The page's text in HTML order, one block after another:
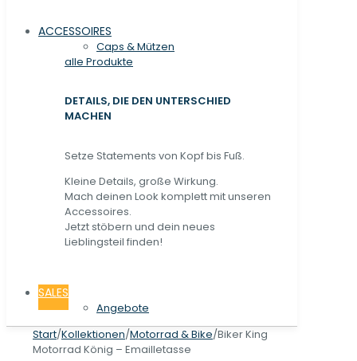
ACCESSOIRES
Caps & Mützen
alle Produkte
DETAILS, DIE DEN UNTERSCHIED
MACHEN
Setze Statements von Kopf bis Fuß.
Kleine Details, große Wirkung.
Mach deinen Look komplett mit unseren
Accessoires.
Jetzt stöbern und dein neues
Lieblingsteil finden!
SALES
Angebote
Start/Kollektionen/Motorrad & Bike/Biker King
Motorrad König – Emailletasse